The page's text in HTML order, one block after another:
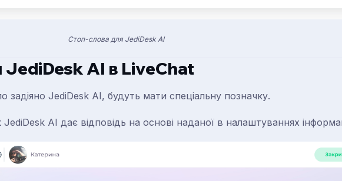
Стоп-слова для JediDesk AI
AI в LiveChat
задіяно JediDesk AI, будуть мати спеціальну позначку.
AI дає відповідь на основі наданої в налаштуваннях